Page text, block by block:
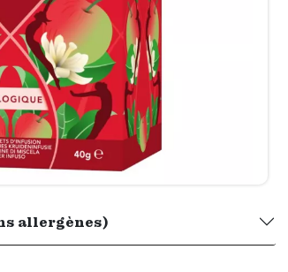
allergènes)